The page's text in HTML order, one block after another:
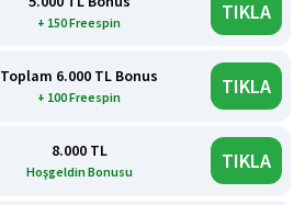
+ 150 Freespin TIKLA
Toplam 6.000 TL Bonus
+ 100 Freespin TIKLA
8.000 TL
Hoşgeldin Bonusu TIKLA